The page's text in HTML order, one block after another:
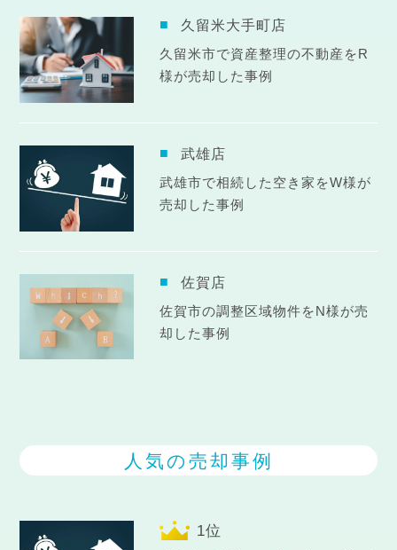
久留米大手町店
久留米市で資産整理の不動産をR
様が売却した事例
武雄店
武雄市で相続した空き家をW様が
売却した事例
佐賀店
佐賀市の調整区域物件をN様が売
却した事例
人気の売却事例